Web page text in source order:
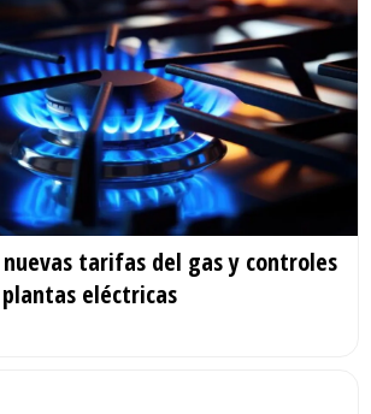
nuevas tarifas del gas y controles
eléctricas